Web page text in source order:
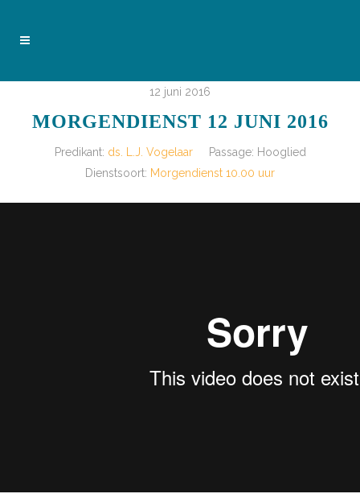
12 juni 2016
MORGENDIENST 12 JUNI 2016
Predikant: ds. L.J. Vogelaar Passage: Hooglied
Dienstsoort: Morgendienst 10.00 uur